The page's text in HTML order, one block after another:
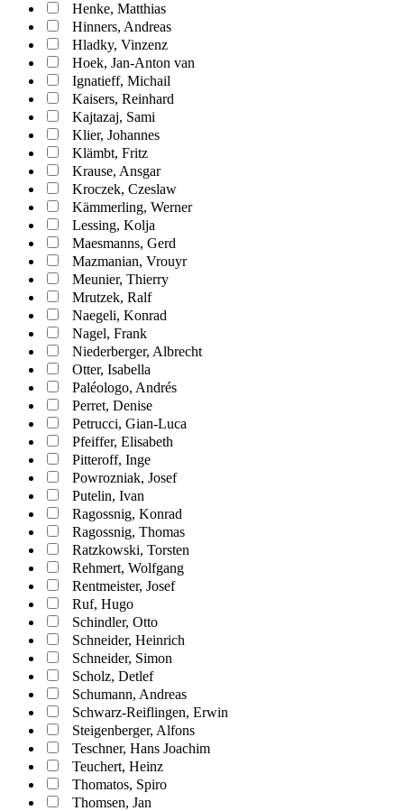
Henke, Matthias
Hinners, Andreas
Hladky, Vinzenz
Hoek, Jan-Anton van
Ignatieff, Michail
Kaisers, Reinhard
Kajtazaj, Sami
Klier, Johannes
Klämbt, Fritz
Krause, Ansgar
Kroczek, Czeslaw
Kämmerling, Werner
Lessing, Kolja
Maesmanns, Gerd
Mazmanian, Vrouyr
Meunier, Thierry
Mrutzek, Ralf
Naegeli, Konrad
Nagel, Frank
Niederberger, Albrecht
Otter, Isabella
Paléologo, Andrés
Perret, Denise
Petrucci, Gian-Luca
Pfeiffer, Elisabeth
Pitteroff, Inge
Powrozniak, Josef
Putelin, Ivan
Ragossnig, Konrad
Ragossnig, Thomas
Ratzkowski, Torsten
Rehmert, Wolfgang
Rentmeister, Josef
Ruf, Hugo
Schindler, Otto
Schneider, Heinrich
Schneider, Simon
Scholz, Detlef
Schumann, Andreas
Schwarz-Reiflingen, Erwin
Steigenberger, Alfons
Teschner, Hans Joachim
Teuchert, Heinz
Thomatos, Spiro
Thomsen, Jan